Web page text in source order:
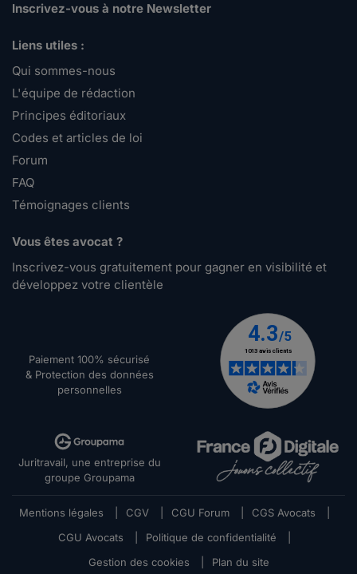
Inscrivez-vous à notre Newsletter
Liens utiles :
Qui sommes-nous
L'équipe de rédaction
Principes éditoriaux
Codes et articles de loi
Forum
FAQ
Témoignages clients
Vous êtes avocat ?
Inscrivez-vous gratuitement pour gagner en visibilité et
développez votre clientèle
Paiement 100% sécurisé
& Protection des données
personnelles
Juritravail, une entreprise du
groupe Groupama
Mentions légales CGV CGU Forum CGS Avocats
CGU Avocats
Politique de confidentialité
Gestion des cookies
Plan du site